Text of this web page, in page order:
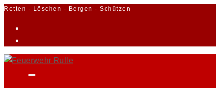
Zum
Retten - Löschen - Bergen - Schützen